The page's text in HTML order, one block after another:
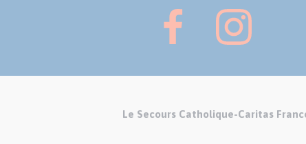
Le Secours Catholique-Caritas